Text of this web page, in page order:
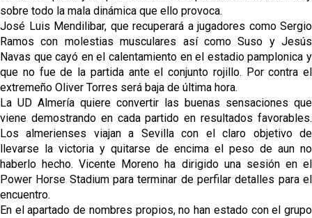
sobre todo la mala dinámica que ello provoca.
José Luis Mendilibar, que recuperará a jugadores como Sergio
Ramos con molestias musculares así como Suso y Jesús
Navas que cayó en el calentamiento en el estadio pamplonica y
que no fue de la partida ante el conjunto rojillo. Por contra el
extremeño Oliver Torres será baja de última hora.
La UD Almería quiere convertir las buenas sensaciones que
viene demostrando en cada partido en resultados favorables.
Los almerienses viajan a Sevilla con el claro objetivo de
llevarse la victoria y quitarse de encima el peso de aun no
haberlo hecho. Vicente Moreno ha dirigido una sesión en el
Power Horse Stadium para terminar de perfilar detalles para el
encuentro.
En el apartado de nombres propios, no han estado con el grupo